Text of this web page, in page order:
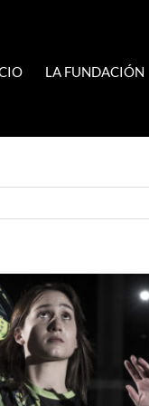
LA FUNDACIÓN